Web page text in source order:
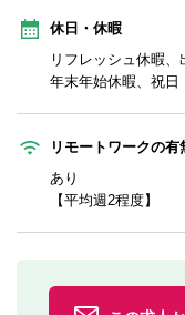
休日・休暇
リフレッシュ休暇、
年末年始休暇、祝日
リモートワークの有
あり
【平均週2程度】